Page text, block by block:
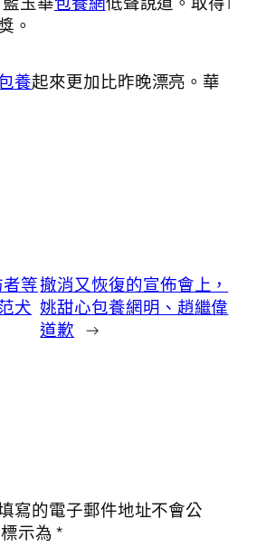
。
養起來更加比昨晚漂亮。華
等
犬
撤消又恢復的宣佈會上，
姚甜心包養網明、趙繼偉
道歉 →
寫的電子郵件地址不會公
示為*